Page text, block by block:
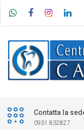
Contatta la
0931 832827